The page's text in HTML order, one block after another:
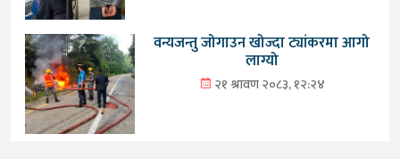
वन्यजन्तु जोगाउन खोज्दा ट्यांकरमा आगो
लाग्यो
२१ श्रावण २०८३, १२:२४